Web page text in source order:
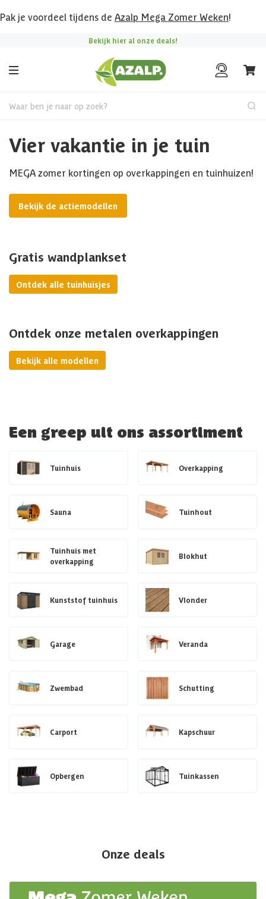
Pak je voordeel tijdens de Azalp Mega Zomer Weken!
Bekijk hier al onze deals!
Waar ben je naar op zoek?
Vier vakantie in je tuin
MEGA zomer kortingen op overkappingen en tuinhuizen!
Bekijk de actiemodellen
Gratis wandplankset
Ontdek alle tuinhuisjes
Ontdek onze metalen overkappingen
Bekijk alle modellen
Een greep uit ons assortiment
Tuinhuis Overkapping
Sauna Tuinhout
Tuinhuis met
overkapping
Blokhut
Kunststof tuinhuis Vlonder
Garage Veranda
Zwembad Schutting
Carport Kapschuur
Opbergen Tuinkassen
Onze deals